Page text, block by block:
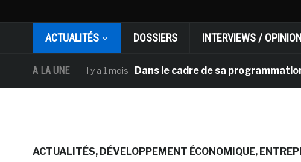
ACTUALITÉS DOSSIERS INTERVIEWS /
A LA UNEil y a 1 mois Dans le cadre de sa programmation
ACTUALITÉS DÉVELOPPEMENT ÉCONOMIQUE